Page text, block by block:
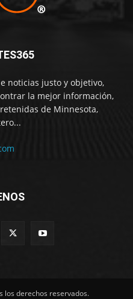
noticias justo y objetivo,
la mejor información,
de Minnesota,
los derechos reservados.